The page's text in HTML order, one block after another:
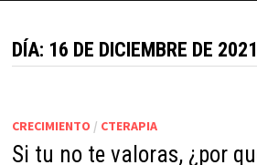
DÍA: 16 DE DICIEMBRE DE 2021
CRECIMIENTO / CTERAPIA
Si tu no te valoras, ¿por